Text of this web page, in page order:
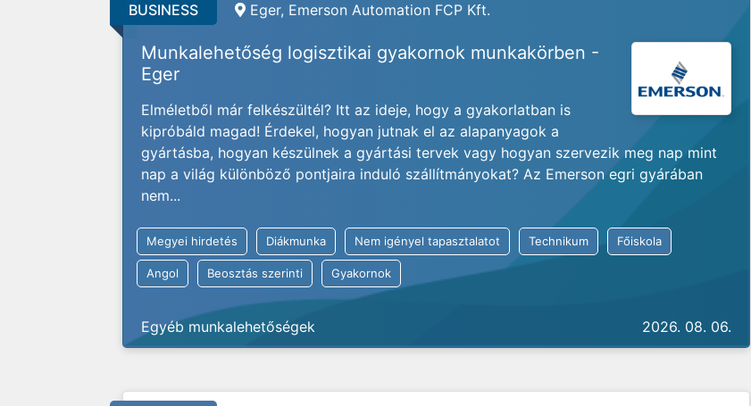
BUSINESS Eger, Emerson Automation FCP Kft.
Munkalehetőség logisztikai gyakornok munkakörben -
Eger
Elméletből már felkészültél? Itt az ideje, hogy a gyakorlatban is
kipróbáld magad! Érdekel, hogyan jutnak el az alapanyagok a
gyártásba, hogyan készülnek a gyártási tervek vagy hogyan szervezik meg nap mint
nap a világ különböző pontjaira induló szállítmányokat? Az Emerson egri gyárában
nem...
Megyei hirdetés Diákmunka Nem igényel tapasztalatot Technikum Főiskola
Angol Beosztás szerinti Gyakornok
Egyéb munkalehetőségek 2026. 08. 06.